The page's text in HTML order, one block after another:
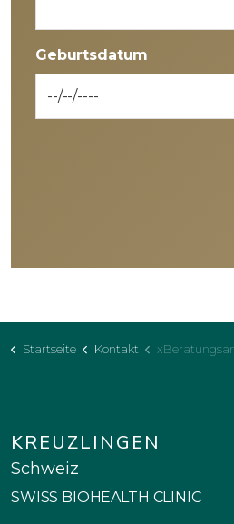
Geburtsdatum
Startseite Kontakt
KREUZLINGEN
Schweiz
SWISS BIOHEALTH CLINIC